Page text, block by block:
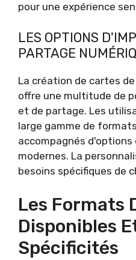
pour une expérience
LES OPTIONS
PARTAGE
La création de cartes
offre une multitude de
et de partage. Les
large gamme de
accompagnés
modernes. La
besoins spécifiques de
Les Formats
Disponibles
Spécificités